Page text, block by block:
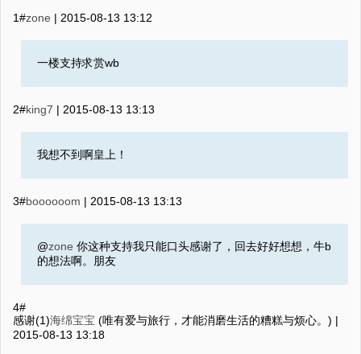
1#zone | 2015-08-13 13:12
一楼支持求赏wb
2#king7 | 2015-08-13 13:13
我想不到啊皇上！
3#boooooom | 2015-08-13 13:13
@zone 你这种支持我只能口头感谢了，回去好好想想，牛b
的想法啊。朋友
4#
感谢(1)海绵宝宝 (唯有爱与旅行，才能消磨生活的糟糕与烦心。) |
2015-08-13 13:18